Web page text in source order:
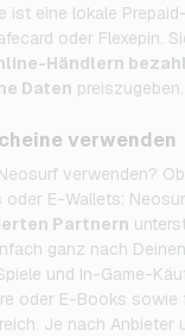
ist eine lokale
oder Flexepin.
Händlern
Daten preiszugeben.
verwenden
verwenden?
oder E-Wallets:
Partnern
ganz nach
und In-Game-
oder E-Books sowie
Je nach Anbieter